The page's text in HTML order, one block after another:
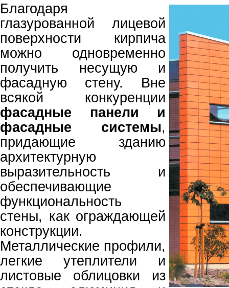
Благодаря
глазурованной лицевой
поверхности кирпича
можно одновременно
получить несущую и
фасадную стену. Вне
всякой конкуренции
фасадные панели и
фасадные системы,
придающие зданию
архитектурную
выразительность и
обеспечивающие
функциональность
стены, как ограждающей
конструкции.
Металлические профили,
легкие утеплители и
листовые облицовки из